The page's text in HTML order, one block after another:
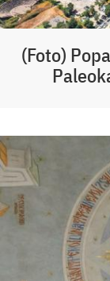
(Foto)